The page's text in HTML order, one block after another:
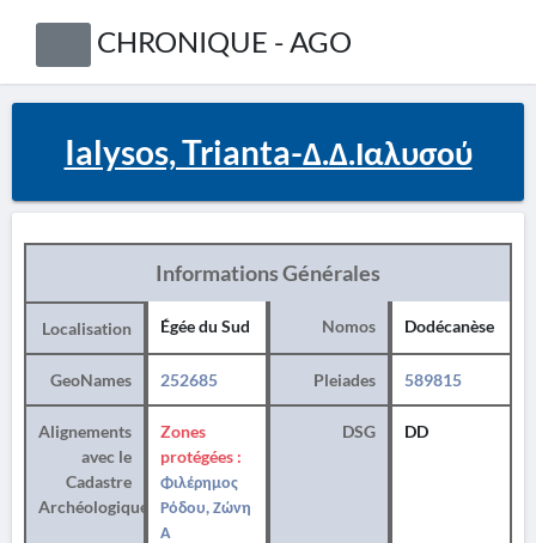
CHRONIQUE - AGO
Ialysos, Trianta-Δ.Δ.Ιαλυσού
Informations Générales
Localisation Égée du Sud Nomos Dodécanèse
GeoNames 252685 Pleiades 589815
Alignements
avec le
Cadastre
Archéologique
Zones
protégées :
Φιλέρημος
Ρόδου, Ζώνη
Α
DSG DD